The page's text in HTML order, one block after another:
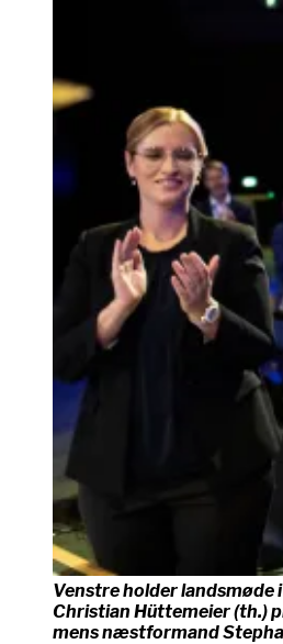
Venstre holder landsmøde
Christian Hüttemeier (th.)
mens næstformand